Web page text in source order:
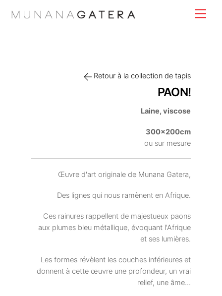
Retour à la collection de tapis
PAON!
Laine, viscose
300x200cm
ou sur mesure
Œuvre d'art originale de Munana Gatera,
Des lignes qui nous ramènent en Afrique.
Ces rainures rappellent de majestueux paons
aux plumes bleu métallique, évoquant l'Afrique
et ses lumières.
Les formes révèlent les couches inférieures et
donnent à cette œuvre une profondeur, un vrai
relief, une âme...